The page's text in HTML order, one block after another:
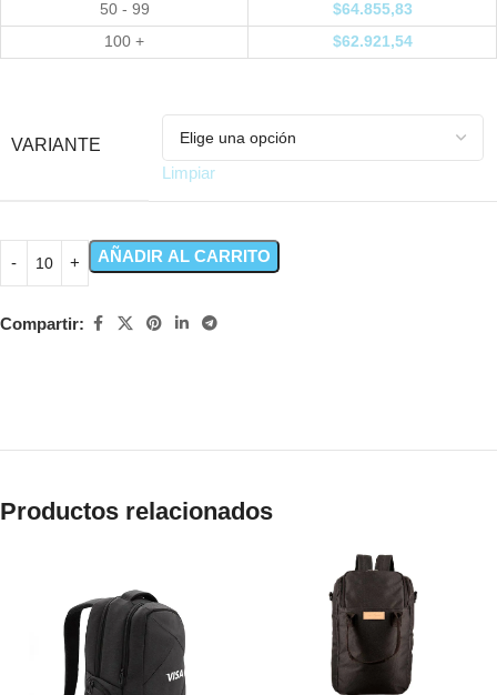
50 - 99
$64.855,83
100 +
$62.921,54
VARIANTE
Limpiar
AÑADIR AL CARRITO
Compartir:
Productos relacionados